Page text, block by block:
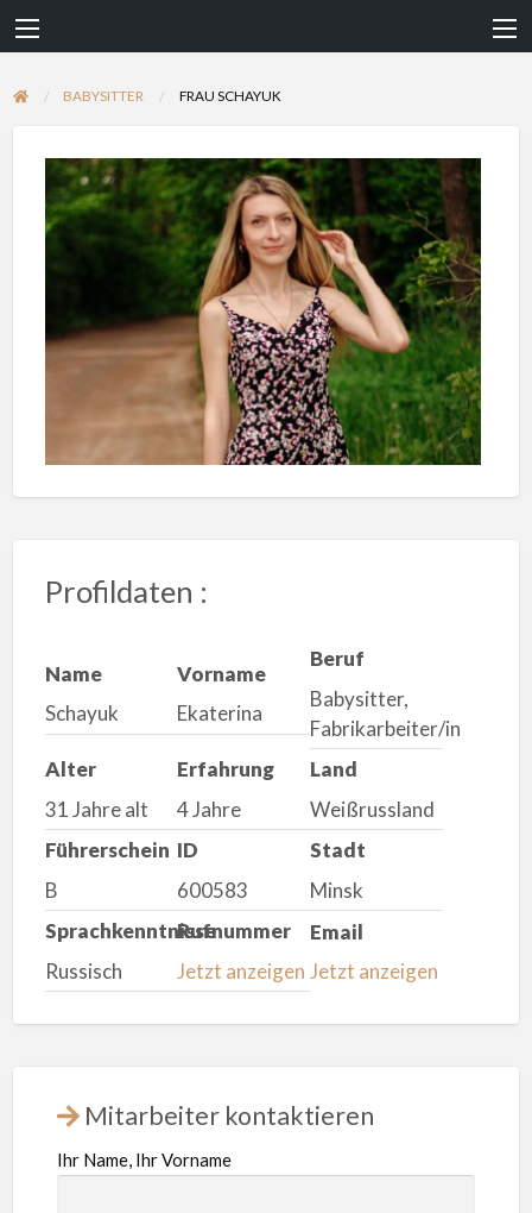
BABYSITTER FRAU SCHAYUK
Profildaten :
Name
Schayuk
Vorname
Ekaterina
Beruf
Babysitter,
Fabrikarbeiter/in
Alter
31 Jahre alt
Erfahrung
4 Jahre
Land
Weißrussland
Führerschein
B
ID
600583
Stadt
Minsk
Sprachkenntnisse
Russisch
Rufnummer
Jetzt anzeigen
Email
Jetzt anzeigen
Mitarbeiter kontaktieren
Ihr Name, Ihr Vorname